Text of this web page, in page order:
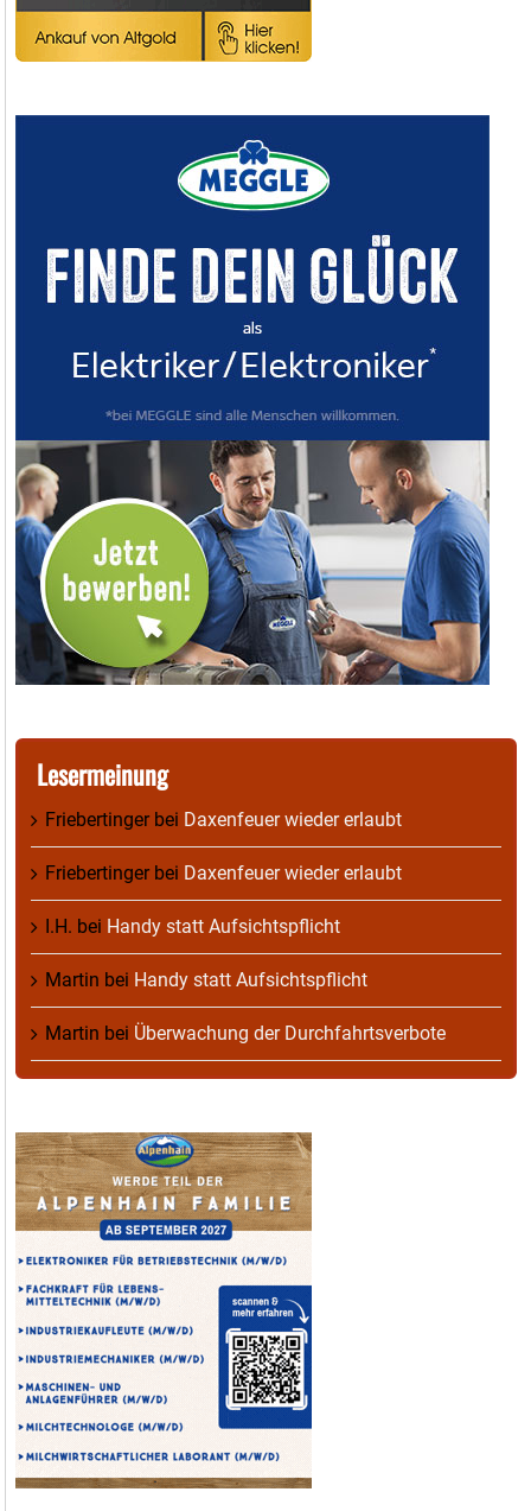
Lesermeinung
Friebertingerbei Daxenfeuer wieder erlaubt
Friebertingerbei Daxenfeuer wieder erlaubt
I.H. bei Handy statt Aufsichtspflicht
Martin bei Handy statt Aufsichtspflicht
Martin bei Überwachung der Durchfahrtsverbote